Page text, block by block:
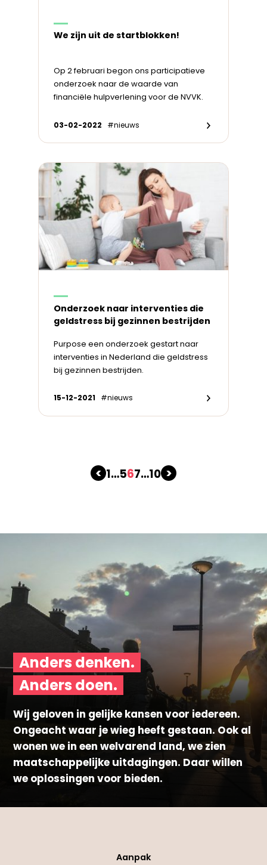
We zijn uit de startblokken!
Op 2 februari begon ons participatieve
onderzoek naar de waarde van
financiële hulpverlening voor de NVVK.
03-02-2022 #nieuws
Onderzoek naar interventies die
geldstress bij gezinnen bestrijden
Purpose een onderzoek gestart naar
interventies in Nederland die geldstress
bij gezinnen bestrijden.
15-12-2021 #nieuws
< 1…567…10 >
Wij geloven in gelijke kansen voor iedereen.
Ongeacht waar je wieg heeft gestaan. Ook al
wonen we in een welvarend land, we zien
maatschappelijke uitdagingen. Daar willen
we oplossingen voor bieden.
Anders denken.
Anders doen.
Aanpak